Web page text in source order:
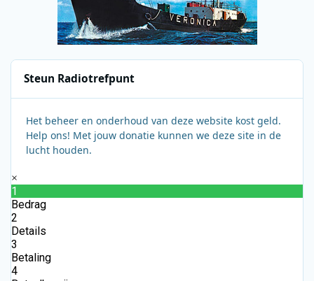
Steun Radiotrefpunt
Het beheer en onderhoud van deze website kost geld.
Help ons! Met jouw donatie kunnen we deze site in de
lucht houden.